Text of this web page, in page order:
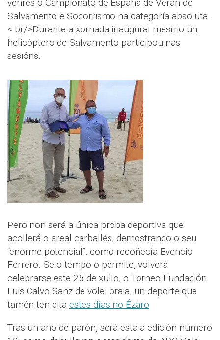
venres o Campionato de España de Verán de
Salvamento e Socorrismo na categoría absoluta.
< br/>Durante a xornada inaugural mesmo un
helicóptero de Salvamento participou nas
sesións.
Pero non será a única proba deportiva que
acollerá o areal carballés, demostrando o seu
“enorme potencial”, como recoñecía Evencio
Ferrero. Se o tempo o permite, volverá
celebrarse este 25 de xullo, o Torneo Fundación
Luis Calvo Sanz de volei praia, un deporte que
tamén ten cita estes días no Ézaro
Tras un ano de parón, será esta a edición número